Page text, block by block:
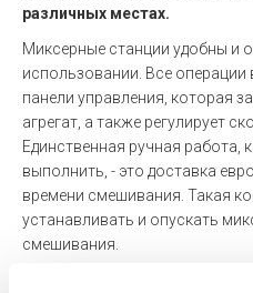
различных местах.
Миксерные станции удобны и
использовании. Все
панели управления, которая
агрегат, а также регулирует
Единственная ручная работа,
выполнить, - это доставка
времени смешивания. Такая
устанавливать и опускать
смешивания.
Станция IBC гарантирует